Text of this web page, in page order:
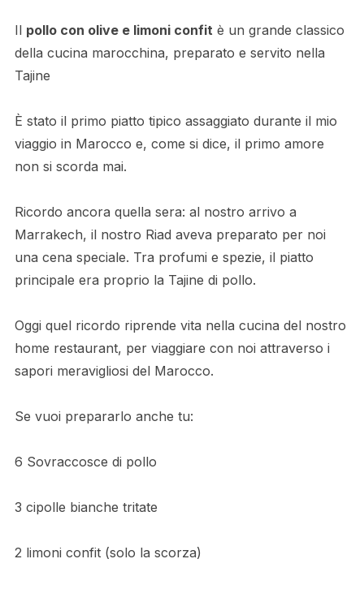
Il pollo con olive e limoni confitè un grande classico
della cucina marocchina, preparato e servito nella
Tajine
È stato il primo piatto tipico assaggiato durante il mio
viaggio in Marocco e, come si dice, il primo amore
non si scorda mai.
Ricordo ancora quella sera: al nostro arrivo a
Marrakech, il nostro Riad aveva preparato per noi
una cena speciale. Tra profumi e spezie, il piatto
principale era proprio la Tajine di pollo.
Oggi quel ricordo riprende vita nella cucina del nostro
home restaurant, per viaggiare con noi attraverso i
sapori meravigliosi del Marocco.
Se vuoi prepararlo anche tu:
6 Sovraccosce di pollo
3 cipolle bianche tritate
2 limoni confit (solo la scorza)